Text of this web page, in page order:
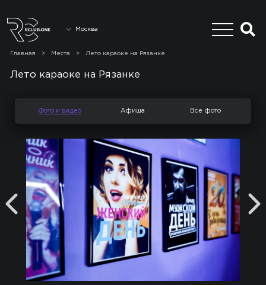
Москва
Главная > Места > Лето караоке на Рязанке
Лето караоке на Рязанке
Фото и видео Афиша Все фото